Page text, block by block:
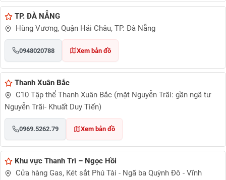
TP. ĐÀ NẴNG
Hùng Vương, Quận Hải Châu, TP. Đà Nẵng
0948020788 Xem bản đồ
Thanh Xuân Bắc
C10 Tập thể Thanh Xuân Bắc (mặt Nguyễn Trãi: gần ngã tư
Nguyễn Trãi- Khuất Duy Tiến)
0969.5262.79 Xem bản đồ
Khu vực Thanh Trì – Ngọc Hồi
Cửa hàng Gas, Két sắt Phú Tài - Ngã ba Quỳnh Đô - Vĩnh